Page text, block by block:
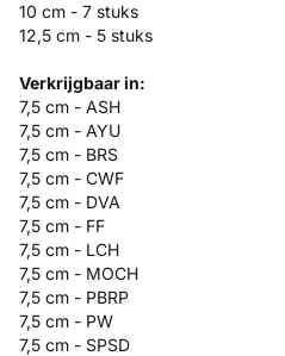
10 cm - 7 stuks
12,5 cm - 5 stuks
Verkrijgbaar in:
7,5 cm - ASH
7,5 cm - AYU
7,5 cm - BRS
7,5 cm - CWF
7,5 cm - DVA
7,5 cm - FF
7,5 cm - LCH
7,5 cm - MOCH
7,5 cm - PBRP
7,5 cm - PW
7,5 cm - SPSD